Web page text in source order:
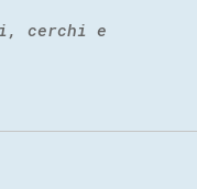
cerchi e